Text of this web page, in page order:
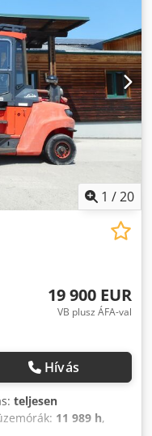
1 /20
19 900 EUR
VB plusz ÁFA-val
Hívás
teljesen
11 989 h,